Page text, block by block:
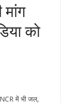
को
NCR में भी जल,